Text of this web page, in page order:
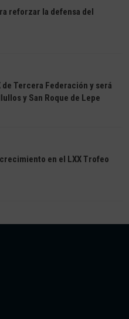
reforzar la defensa del
de Tercera Federación y será
y San Roque de Lepe
en el LXX Trofeo